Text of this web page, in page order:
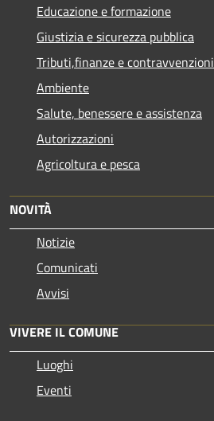
Educazione e formazione
Giustizia e sicurezza pubblica
Tributi,finanze e contravvenzioni
Ambiente
Salute, benessere e assistenza
Autorizzazioni
Agricoltura e pesca
NOVITÀ
Notizie
Comunicati
Avvisi
VIVERE IL COMUNE
Luoghi
Eventi